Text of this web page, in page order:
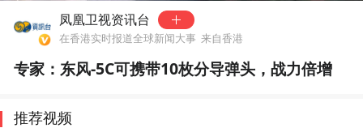
凤凰卫视资讯台
在香港实时报道全球新闻大事 来自香港
专家：东风-5C可携带10枚分导弹头，战力倍增
推荐视频